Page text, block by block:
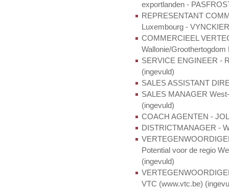
exportlanden -
REPRESENTANT
Luxembourg -
COMMERCIEEL
Wallonie/
SERVICE ENGINEER -
(ingevuld)
SALES ASSISTANT
SALES MANAGER
(ingevuld)
COACH AGENTEN -
DISTRICTMANAGER -
Potential voor de regio
(ingevuld)
VTC (www.vtc.be)